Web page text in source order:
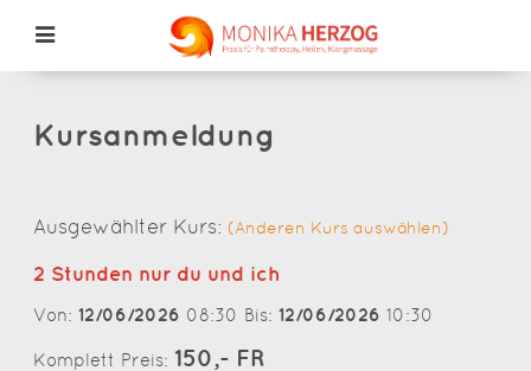
Kursanmeldung
Ausgewählter Kurs: (Anderen Kurs auswählen)
2 Stunden nur du und ich
Von: 12/06/2026 08:30 Bis: 12/06/2026 10:30
Komplett Preis: 150,- FR